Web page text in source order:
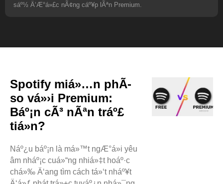
sáº½ Ä‘Æ°á»£c nÃ¢ng cáº¥p lÃªn Premium.
Spotify miá»…n phÃ­
so vá»›i Premium:
Báº¡n cÃ³ nÃªn tráº£
tiá»n?
Náº¿u báº¡n là má»™t ngÆ°á»i yêu
âm nháº¡c cuá»“ng nhiá»‡t hoáº·c
chá»‰ Ä‘ang tìm cách tá»‘t nháº¥t